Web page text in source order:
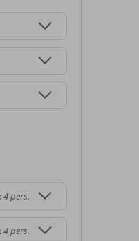
4 pers.
4 pers.